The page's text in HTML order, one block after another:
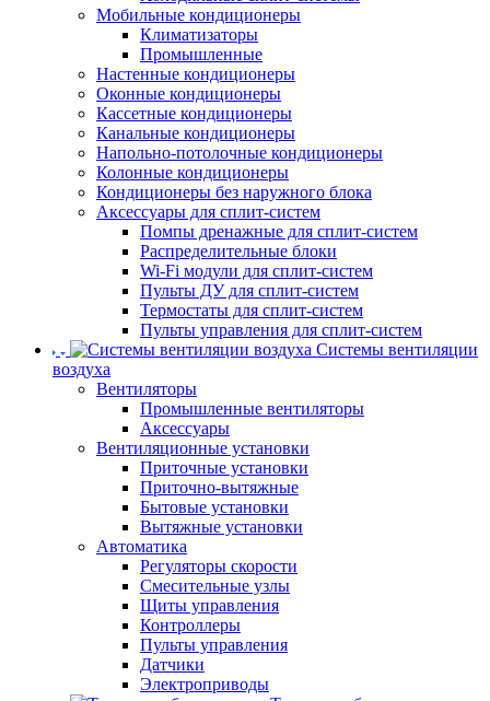
Мобильные кондиционеры
Климатизаторы
Промышленные
Настенные кондиционеры
Оконные кондиционеры
Кассетные кондиционеры
Канальные кондиционеры
Напольно-потолочные кондиционеры
Колонные кондиционеры
Кондиционеры без наружного блока
Аксессуары для сплит-систем
Помпы дренажные для сплит-систем
Распределительные блоки
Wi-Fi модули для сплит-систем
Пульты ДУ для сплит-систем
Термостаты для сплит-систем
Пульты управления для сплит-систем
Системы вентиляции
воздуха
Вентиляторы
Промышленные вентиляторы
Аксессуары
Вентиляционные установки
Приточные установки
Приточно-вытяжные
Бытовые установки
Вытяжные установки
Автоматика
Регуляторы скорости
Смесительные узлы
Щиты управления
Контроллеры
Пульты управления
Датчики
Электроприводы